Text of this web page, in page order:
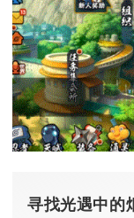
寻找光遇中的